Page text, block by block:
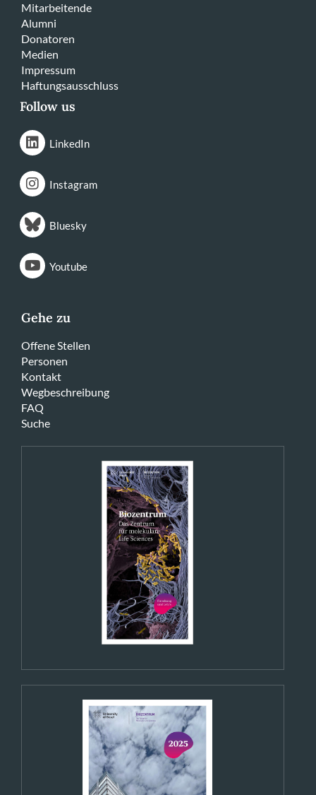
Mitarbeitende
Alumni
Donatoren
Medien
Impressum
Haftungsausschluss
Follow us
LinkedIn
Instagram
Bluesky
Youtube
Gehe zu
Offene Stellen
Personen
Kontakt
Wegbeschreibung
FAQ
Suche